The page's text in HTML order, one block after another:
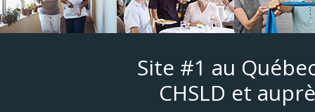
Site #1 au
CHSLD et